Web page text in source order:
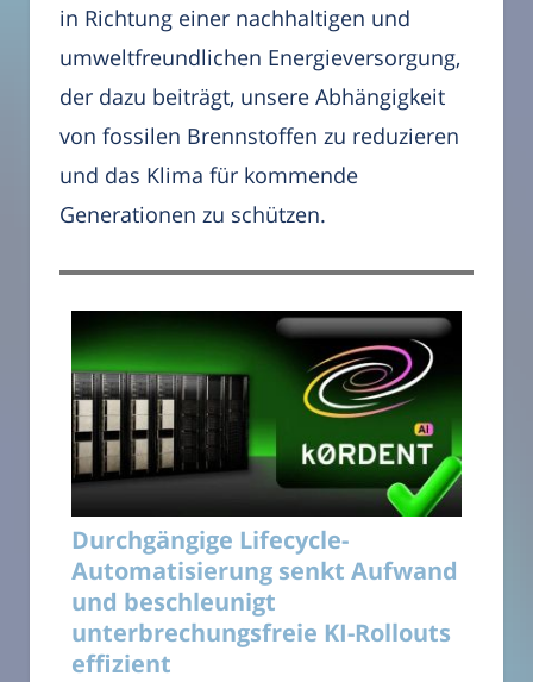
in Richtung einer nachhaltigen und
umweltfreundlichen Energieversorgung,
der dazu beiträgt, unsere Abhängigkeit
von fossilen Brennstoffen zu reduzieren
und das Klima für kommende
Generationen zu schützen.
Durchgängige Lifecycle-
Automatisierung senkt Aufwand
und beschleunigt
unterbrechungsfreie KI-Rollouts
effizient